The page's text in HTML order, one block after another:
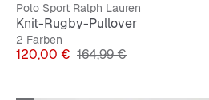
Polo Sport Ralph Lauren
Knit-Rugby-Pullover
2 Farben
Preis
120,00 € Originalpreis
164,99 €